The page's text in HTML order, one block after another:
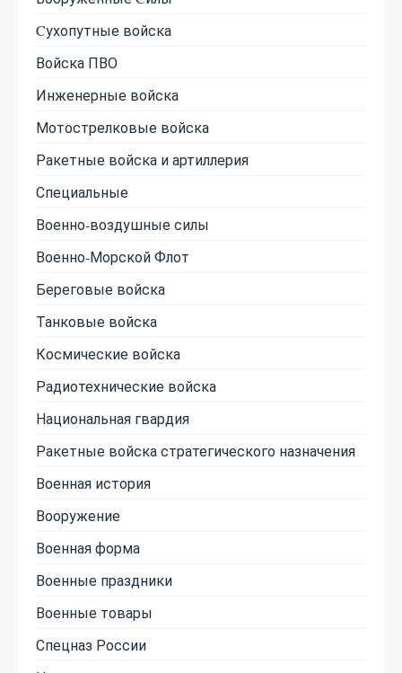
Cухопутные войска
Войска ПВО
Инженерные войска
Мотострелковые войска
Ракетные войска и артиллерия
Специальные
Военно-воздушные силы
Военно-Морской Флот
Береговые войска
Танковые войска
Космические войска
Радиотехнические войска
Национальная гвардия
Ракетные войска стратегического назначения
Военная история
Вооружение
Военная форма
Военные праздники
Военные товары
Спецназ России